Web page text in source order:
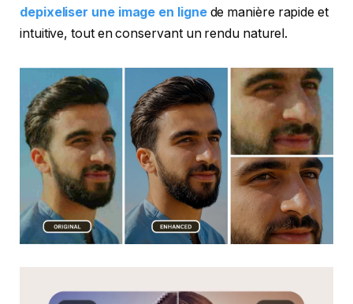
depixeliser une image en lignede manière rapide et
intuitive, tout en conservant un rendu naturel.